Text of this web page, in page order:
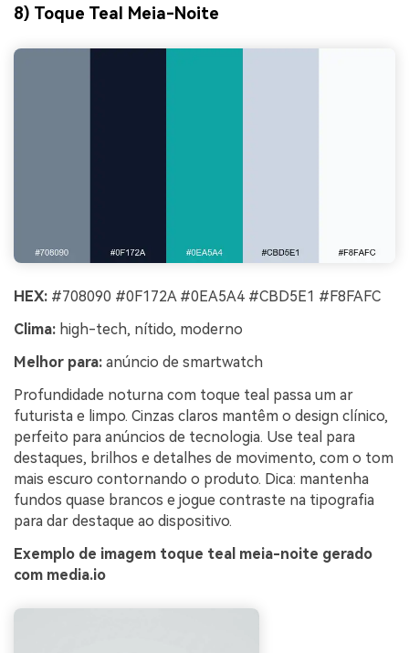
8) Toque Teal Meia-Noite
HEX: #708090 #0F172A #0EA5A4 #CBD5E1 #F8FAFC
Clima: high-tech, nítido, moderno
Melhor para: anúncio de smartwatch
Profundidade noturna com toque teal passa um ar
futurista e limpo. Cinzas claros mantêm o design clínico,
perfeito para anúncios de tecnologia. Use teal para
destaques, brilhos e detalhes de movimento, com o tom
mais escuro contornando o produto. Dica: mantenha
fundos quase brancos e jogue contraste na tipografia
para dar destaque ao dispositivo.
Exemplo de imagem toque teal meia-noite gerado
com media.io